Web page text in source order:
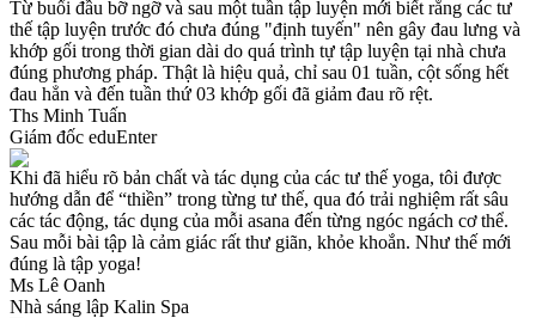
Từ buổi đầu bỡ ngỡ và sau một tuần tập luyện mới biết rằng các tư
thế tập luyện trước đó chưa đúng "định tuyến" nên gây đau lưng và
khớp gối trong thời gian dài do quá trình tự tập luyện tại nhà chưa
đúng phương pháp. Thật là hiệu quả, chỉ sau 01 tuần, cột sống hết
đau hẳn và đến tuần thứ 03 khớp gối đã giảm đau rõ rệt.
Ths Minh Tuấn
Giám đốc eduEnter
Khi đã hiểu rõ bản chất và tác dụng của các tư thế yoga, tôi được
hướng dẫn để “thiền” trong từng tư thế, qua đó trải nghiệm rất sâu
các tác động, tác dụng của mỗi asana đến từng ngóc ngách cơ thể.
Sau mỗi bài tập là cảm giác rất thư giãn, khỏe khoắn. Như thế mới
đúng là tập yoga!
Ms Lê Oanh
Nhà sáng lập Kalin Spa